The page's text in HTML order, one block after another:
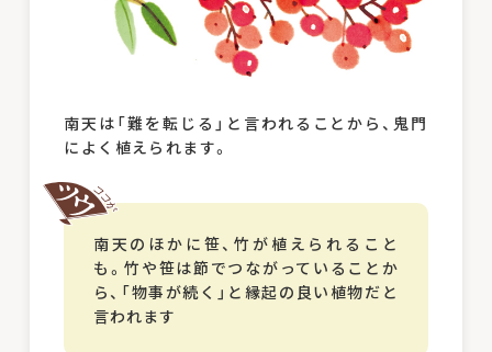
南天は「難を転じる」と言われることから、鬼門
によく植えられます。
南天のほかに笹、竹が植えられること
も。竹や笹は節でつながっていることか
ら、「物事が続く」と縁起の良い植物だと
言われます